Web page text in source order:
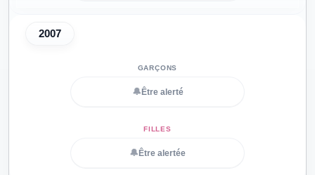
2007
🔔 Être alerté
🔔 Être alertée